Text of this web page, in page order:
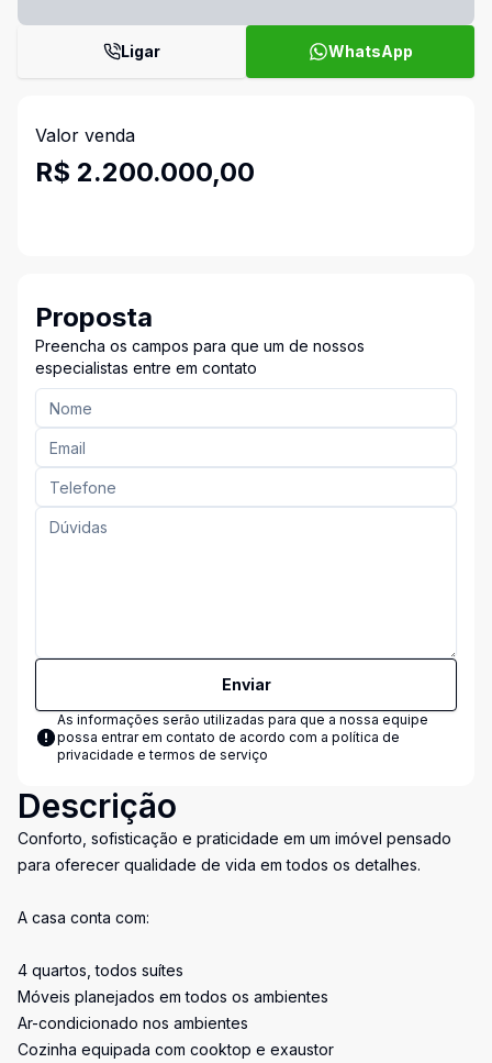
Ligar WhatsApp
Valor venda
R$ 2.200.000,00
Proposta
Preencha os campos para que um de nossos
especialistas entre em contato
Enviar
As informações serão utilizadas para que a nossa equipe
possa entrar em contato de acordo com a política de
privacidade e termos de serviço
Descrição
Conforto, sofisticação e praticidade em um imóvel pensado
para oferecer qualidade de vida em todos os detalhes.
A casa conta com:
4 quartos, todos suítes
Móveis planejados em todos os ambientes
Ar-condicionado nos ambientes
Cozinha equipada com cooktop e exaustor